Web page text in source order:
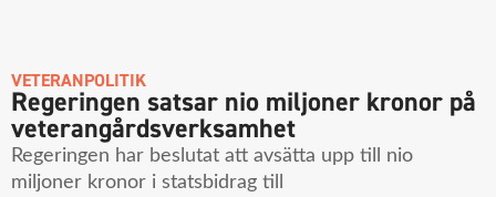
VETERANPOLITIK
Regeringen satsar nio miljoner kronor på
veterangårdsverksamhet
Regeringen har beslutat att avsätta upp till nio
miljoner kronor i statsbidrag till